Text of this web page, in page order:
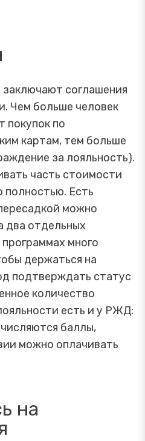
соглашения
Чем больше человек
покупок по
картам, тем больше
за лояльность).
часть стоимости
полностью. Есть
можно
два отдельных
много
держаться на
подтверждать статус
количество
есть и у РЖД:
баллы,
можно оплачивать
на